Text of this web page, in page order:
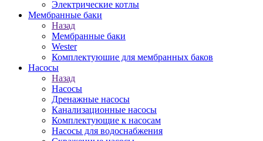
Электрические котлы
Мембранные баки
Назад
Мембранные баки
Wester
Комплектуюшие для мембранных баков
Насосы
Назад
Насосы
Дренажные насосы
Канализационные насосы
Комплектующие к насосам
Насосы для водоснабжения